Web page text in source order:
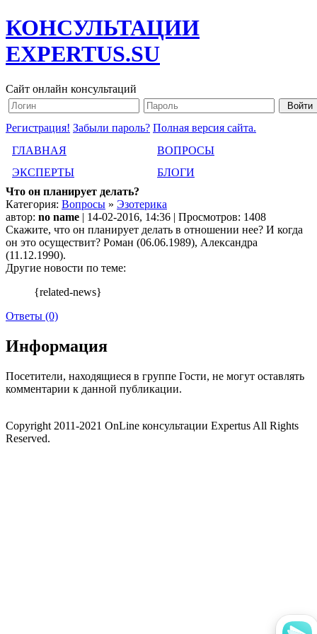
КОНСУЛЬТАЦИИ
EXPERTUS.SU
Сайт онлайн консультаций
Регистрация! Забыли пароль? Полная версия сайта.
ГЛАВНАЯ
ВОПРОСЫ
ЭКСПЕРТЫ
БЛОГИ
Что он планирует делать?
Категория: Вопросы » Эзотерика
автор: no name | 14-02-2016, 14:36 | Просмотров: 1408
Скажите, что он планирует делать в отношении нее? И когда
он это осуществит? Роман (06.06.1989), Александра
(11.12.1990).
Другие новости по теме:
{related-news}
Ответы (0)
Информация
Посетители, находящиеся в группе Гости, не могут оставлять
комментарии к данной публикации.
Copyright 2011-2021 OnLine консультации Expertus All Rights
Reserved.